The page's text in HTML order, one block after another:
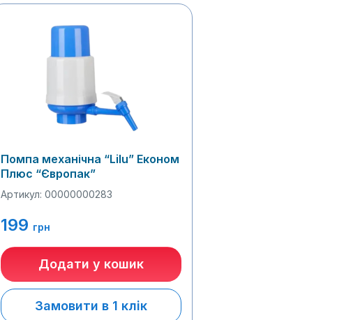
Помпа механічна “Lilu” Економ
Плюс “Європак”
Артикул: 00000000283
199 грн
Додати у кошик
Замовити в 1 клік